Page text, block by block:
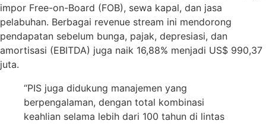
impor Free-on-Board (FOB), sewa kapal, dan jasa
pelabuhan. Berbagai revenue stream ini mendorong
pendapatan sebelum bunga, pajak, depresiasi, dan
amortisasi (EBITDA) juga naik 16,88% menjadi US$ 990,37
juta.
“PIS juga didukung manajemen yang
berpengalaman, dengan total kombinasi
keahlian selama lebih dari 100 tahun di lintas